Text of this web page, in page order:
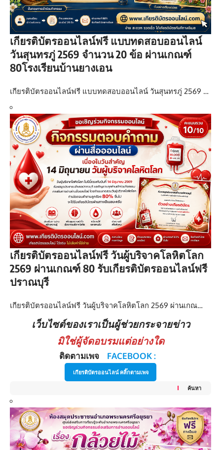
เกียรติบัตรออนไลน์ฟรี แบบทดสอบออนไลน์
วันสุนทรภู่ 2569 จำนวน 20 ข้อ ผ่านเกณฑ์
80โรงเรียนบ้านยางเอน
เกียรติบัตรออนไลน์ฟรี แบบทดสอบออนไลน์ วันสุนทรภู่ 2569 …
เกียรติบัตรออนไลน์ฟรี วันผู้บริจาคโลหิตโลก
2569 ผ่านเกณฑ์ 80 รับเกียรติบัตรออนไลน์ฟรี
ปราณบุรี
เกียรติบัตรออนไลน์ฟรี วันผู้บริจาคโลหิตโลก 2569 ผ่านเกณ…
เว็บไซต์ของเราเป็นผู้ช่วยกระจายข่าว
มิใช่ผู้จัดอบรมแต่อย่างใด
ติดตามเพจ FACEBOOK :
เกียรติบัตรออนไลน์ คลิ๊กตามเพจ
ค้นหา